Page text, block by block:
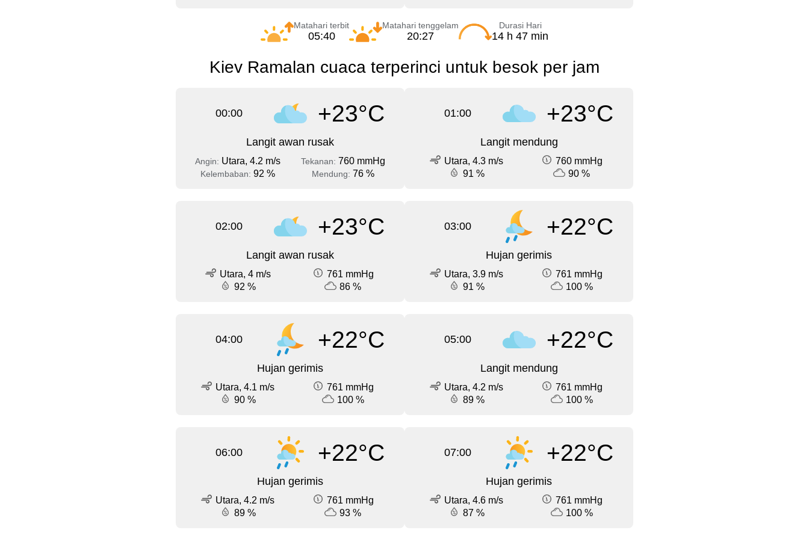
Matahari terbit
05:40
Matahari tenggelam
20:27
Durasi Hari
14 h 47 min
Kiev Ramalan cuaca terperinci untuk besok per jam
00:00 +23°C
Langit awan rusak
Angin: Utara, 4.2 m/s Tekanan: 760 mmHg
Kelembaban: 92 % Mendung: 76 %
01:00 +23°C
Langit mendung
Utara, 4.3 m/s
760 mmHg
91 %
90 %
02:00 +23°C
Langit awan rusak
Utara, 4 m/s
761 mmHg
92 %
86 %
03:00 +22°C
Hujan gerimis
Utara, 3.9 m/s
761 mmHg
91 %
100 %
04:00 +22°C
Hujan gerimis
Utara, 4.1 m/s
761 mmHg
90 %
100 %
05:00 +22°C
Langit mendung
Utara, 4.2 m/s
761 mmHg
89 %
100 %
06:00 +22°C
Hujan gerimis
Utara, 4.2 m/s
761 mmHg
89 %
93 %
07:00 +22°C
Hujan gerimis
Utara, 4.6 m/s
761 mmHg
87 %
100 %